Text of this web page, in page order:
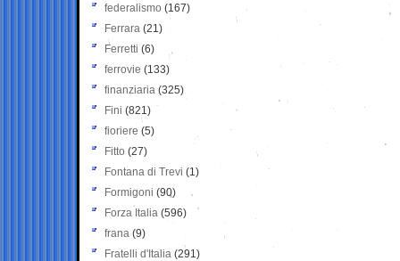
federalismo (167)
Ferrara (21)
Ferretti (6)
ferrovie (133)
finanziaria (325)
Fini (821)
fioriere (5)
Fitto (27)
Fontana di Trevi (1)
Formigoni (90)
Forza Italia (596)
frana (9)
Fratelli d'Italia (291)